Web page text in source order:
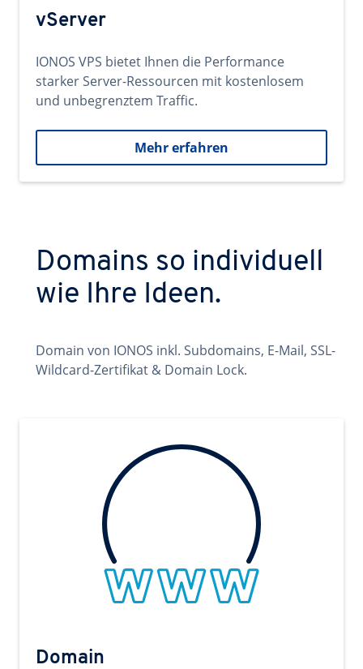
vServer
IONOS VPS bietet Ihnen die Performance
starker Server-Ressourcen mit kostenlosem
und unbegrenztem Traffic.
Mehr erfahren
Domains so individuell
wie Ihre Ideen.
Domain von IONOS inkl. Subdomains, E-Mail, SSL-
Wildcard-Zertifikat & Domain Lock.
Domain